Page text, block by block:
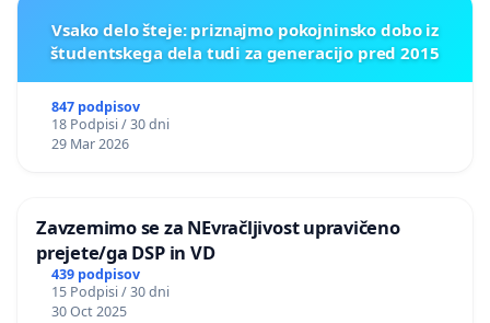
Vsako delo šteje: priznajmo pokojninsko dobo iz
študentskega dela tudi za generacijo pred 2015
847 podpisov
18 Podpisi / 30 dni
29 Mar 2026
Zavzemimo se za NEvračljivost upravičeno
prejete/ga DSP in VD
439 podpisov
15 Podpisi / 30 dni
30 Oct 2025